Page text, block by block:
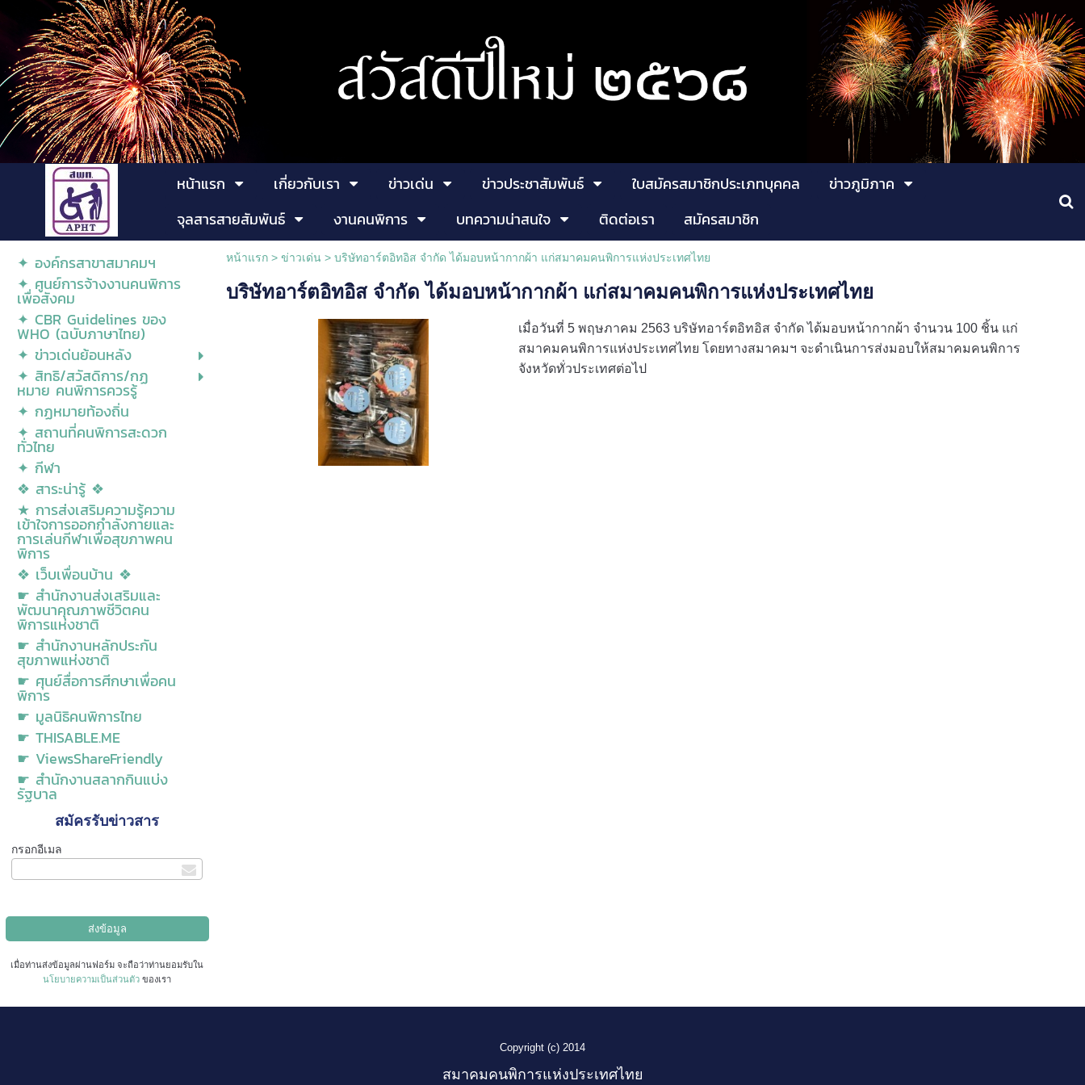
หน้าแรก เกี่ยวกับเรา ข่าวเด่น ข่าวประชาสัมพันธ์ ใบสมัครสมาชิกประเภทบุคคล
ข่าวภูมิภาค
จุลสารสายสัมพันธ์
งานคนพิการ บทความน่าสนใจ ติดต่อเรา
สมัครสมาชิก
✦ องค์กรสาขาสมาคมฯ
✦ ศูนย์การจ้างงานคนพิการ
เพื่อสังคม
✦ CBR Guidelines ของ
WHO (ฉบับภาษาไทย)
✦ ข่าวเด่นย้อนหลัง
✦ สิทธิ/สวัสดิการ/กฏ
หมาย คนพิการควรรู้
✦ กฏหมายท้องถิ่น
✦ สถานที่คนพิการสะดวก
ทั่วไทย
✦ กีฬา
❖ สาระน่ารู้ ❖
★ การส่งเสริมความรู้ความ
เข้าใจการออกกำลังกายและ
การเล่นกีฬาเพื่อสุขภาพคน
พิการ
❖ เว็บเพื่อนบ้าน ❖
☛ สำนักงานส่งเสริมและ
พัฒนาคุณภาพชีวิตคน
พิการแห่งชาติ
☛ สำนักงานหลักประกัน
สุขภาพแห่งชาติ
☛ ศุนย์สื่อการศีกษาเพื่อคน
พิการ
☛ มูลนิธิคนพิการไทย
☛ THISABLE.ME
☛ ViewsShareFriendly
☛ สำนักงานสลากกินแบ่ง
รัฐบาล
สมัครรับข่าวสาร
กรอกอีเมล
เมื่อท่านส่งข้อมูลผ่านฟอร์ม จะถือว่าท่านยอมรับใน
นโยบายความเป็นส่วนตัว ของเรา
หน้าแรก> ข่าวเด่น > บริษัทอาร์ตอิทอิส จำกัด ได้มอบหน้ากากผ้า แก่สมาคมคนพิการแห่งประเทศไทย
บริษัทอาร์ตอิทอิส จำกัด ได้มอบหน้ากากผ้า แก่สมาคมคนพิการแห่งประเทศไทย
เมื่อวันที่ 5 พฤษภาคม 2563 บริษัทอาร์ตอิทอิส จำกัด ได้มอบหน้ากากผ้า จำนวน 100 ชิ้น แก่
สมาคมคนพิการแห่งประเทศไทย โดยทางสมาคมฯ จะดำเนินการส่งมอบให้สมาคมคนพิการ
จังหวัดทั่วประเทศต่อไป
Copyright (c) 2014
สมาคมคนพิการแห่งประเทศไทย